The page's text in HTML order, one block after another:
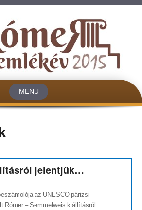
MENU
jelentjük…
az UNESCO párizsi
Rómer – Semmelweis kiállításról: